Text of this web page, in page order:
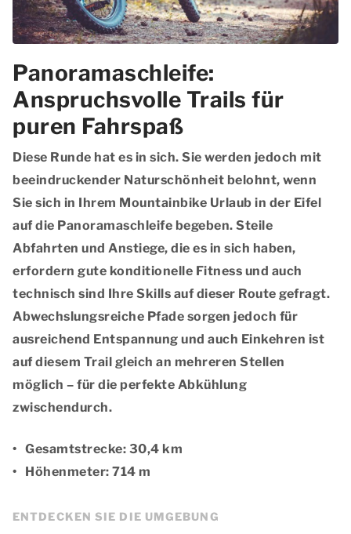
Panoramaschleife:
Anspruchsvolle Trails für
puren Fahrspaß
Diese Runde hat es in sich. Sie werden jedoch mit
beeindruckender Naturschönheit belohnt, wenn
Sie sich in Ihrem Mountainbike Urlaub in der Eifel
auf die Panoramaschleife begeben. Steile
Abfahrten und Anstiege, die es in sich haben,
erfordern gute konditionelle Fitness und auch
technisch sind Ihre Skills auf dieser Route gefragt.
Abwechslungsreiche Pfade sorgen jedoch für
ausreichend Entspannung und auch Einkehren ist
auf diesem Trail gleich an mehreren Stellen
möglich – für die perfekte Abkühlung
zwischendurch.
Gesamtstrecke: 30,4 km
Höhenmeter: 714 m
ENTDECKEN SIE DIE UMGEBUNG